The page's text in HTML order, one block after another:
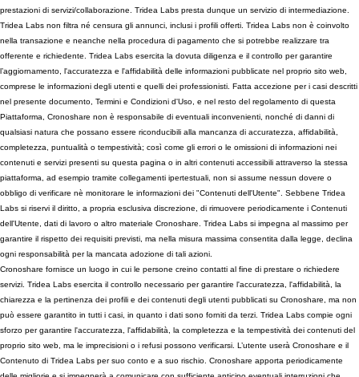
prestazioni di servizi/collaborazione. Tridea Labs presta dunque un servizio di intermediazione.
Tridea Labs non filtra né censura gli annunci, inclusi i profili offerti. Tridea Labs non è coinvolto
nella transazione e neanche nella procedura di pagamento che si potrebbe realizzare tra
offerente e richiedente. Tridea Labs esercita la dovuta diligenza e il controllo per garantire
l’aggiornamento, l'accuratezza e l'affidabilità delle informazioni pubblicate nel proprio sito web,
comprese le informazioni degli utenti e quelli dei professionisti. Fatta accezione per i casi descritti
nel presente documento, Termini e Condizioni d'Uso, e nel resto del regolamento di questa
Piattaforma, Cronoshare non è responsabile di eventuali inconvenienti, nonché di danni di
qualsiasi natura che possano essere riconducibili alla mancanza di accuratezza, affidabilità,
completezza, puntualità o tempestività; così come gli errori o le omissioni di informazioni nei
contenuti e servizi presenti su questa pagina o in altri contenuti accessibili attraverso la stessa
piattaforma, ad esempio tramite collegamenti ipertestuali, non si assume nessun dovere o
obbligo di verificare nè monitorare le informazioni dei "Contenuti dell'Utente". Sebbene Tridea
Labs si riservi il diritto, a propria esclusiva discrezione, di rimuovere periodicamente i Contenuti
dell'Utente, dati di lavoro o altro materiale Cronoshare. Tridea Labs si impegna al massimo per
garantire il rispetto dei requisiti previsti, ma nella misura massima consentita dalla legge, declina
ogni responsabilità per la mancata adozione di tali azioni.
Cronoshare fornisce un luogo in cui le persone creino contatti al fine di prestare o richiedere
servizi. Tridea Labs esercita il controllo necessario per garantire l'accuratezza, l'affidabilità, la
chiarezza e la pertinenza dei profili e dei contenuti degli utenti pubblicati su Cronoshare, ma non
può essere garantito in tutti i casi, in quanto i dati sono forniti da terzi. Tridea Labs compie ogni
sforzo per garantire l'accuratezza, l'affidabilità, la completezza e la tempestività dei contenuti del
proprio sito web, ma le imprecisioni o i refusi possono verificarsi. L’utente userà Cronoshare e il
Contenuto di Tridea Labs per suo conto e a suo rischio. Cronoshare apporta periodicamente